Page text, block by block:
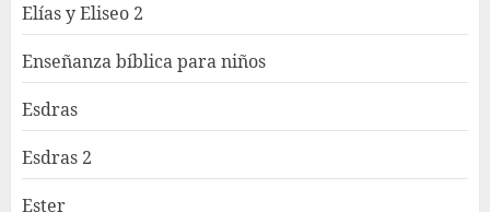
Elías y Eliseo 2
Enseñanza bíblica para niños
Esdras
Esdras 2
Ester